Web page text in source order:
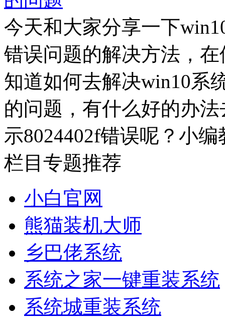
今天和大家分享一下
错误问题的解决方法，
知道如何去解决win10系
的问题，有什么好的办
示8024402f错误呢？小
栏目专题推荐
小白官网
熊猫装机大师
乡巴佬系统
系统之家一键重装系统
系统城重装系统